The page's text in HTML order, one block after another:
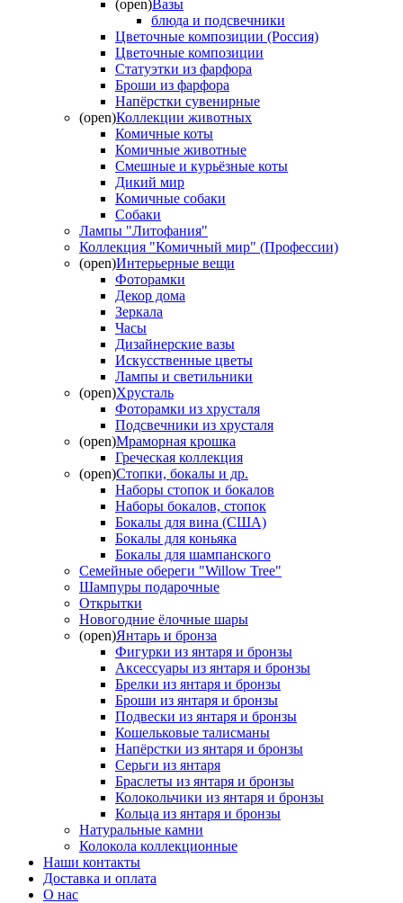
(open)Вазы
блюда и подсвечники
Цветочные композиции (Россия)
Цветочные композиции
Статуэтки из фарфора
Броши из фарфора
Напёрстки сувенирные
(open)Коллекции животных
Комичные коты
Комичные животные
Смешные и курьёзные коты
Дикий мир
Комичные собаки
Собаки
Лампы "Литофания"
Коллекция "Комичный мир" (Профессии)
(open)Интерьерные вещи
Фоторамки
Декор дома
Зеркала
Часы
Дизайнерские вазы
Искусственные цветы
Лампы и светильники
(open)Хрусталь
Фоторамки из хрусталя
Подсвечники из хрусталя
(open)Мраморная крошка
Греческая коллекция
(open)Стопки, бокалы и др.
Наборы стопок и бокалов
Наборы бокалов, стопок
Бокалы для вина (США)
Бокалы для коньяка
Бокалы для шампанского
Семейные обереги "Willow Tree"
Шампуры подарочные
Открытки
Новогодние ёлочные шары
(open)Янтарь и бронза
Фигурки из янтаря и бронзы
Аксессуары из янтаря и бронзы
Брелки из янтаря и бронзы
Броши из янтаря и бронзы
Подвески из янтаря и бронзы
Кошельковые талисманы
Напёрстки из янтаря и бронзы
Серьги из янтаря
Браслеты из янтаря и бронзы
Колокольчики из янтаря и бронзы
Кольца из янтаря и бронзы
Натуральные камни
Колокола коллекционные
Наши контакты
Доставка и оплата
О нас